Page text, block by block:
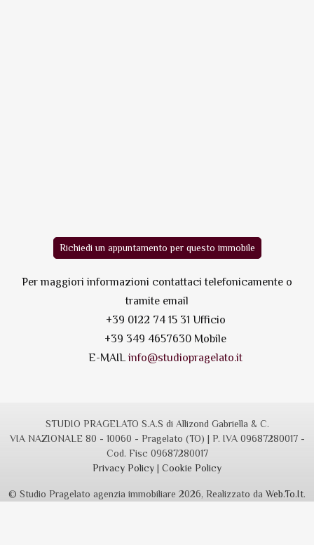
Richiedi un appuntamento per questo immobile
Per maggiori informazioni contattaci telefonicamente o
tramite email
+39 0122 74 15 31 Ufficio
+39 349 4657630 Mobile
E-MAILinfo@studiopragelato.it
STUDIO PRAGELATO S.A.S di Allizond Gabriella & C.
VIA NAZIONALE 80 - 10060 - Pragelato (TO) | P. IVA 09687280017 -
Cod. Fisc 09687280017
Privacy Policy | Cookie Policy
© Studio Pragelato agenzia immobiliare 2026, Realizzato da Web.To.It.